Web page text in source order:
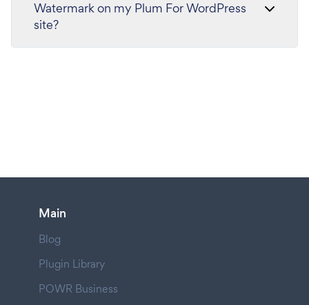
Watermark on my Plum For WordPress
site?
Main
Blog
Plugin Library
POWR Business